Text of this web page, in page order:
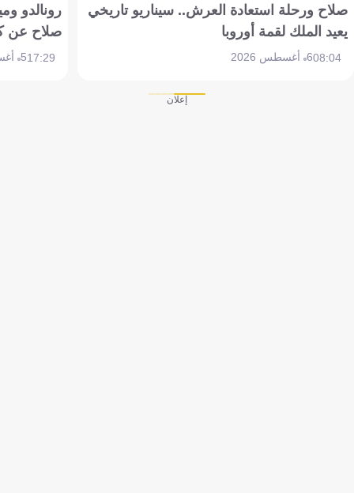
صلاح ورحلة استعادة العرش.. سيناريو تاريخي
يعيد الملك لقمة أوروبا
08:046 أغسطس 2026
رونالدو
صلاح عن
17:295 أغسطس 2026
إعلان